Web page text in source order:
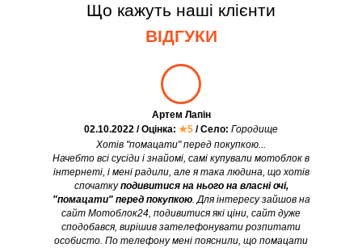
Що кажуть наші клієнти
ВІДГУКИ
Хотів "помацати" перед покупкою...
Начебто всі сусіди і знайомі, самі купували мотоблок в
інтернеті, і мені радили, але я така людина, що хотів
спочаткуподивитися на нього на власні очі,
"помацати" перед покупкою. Для інтересу зайшов на
сайт Мотоблок24, подивитися які ціни, сайт дуже
сподобався, вирішив зателефонувати розпитати
особисто. По телефону мені пояснили, що помацати
Артем Лапін
02.10.2022 / Оцінка: ★5 / Село: Городище